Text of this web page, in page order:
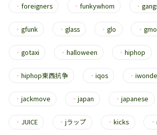
・ foreigners ・ funkywhom ・
・ gfunk ・glass ・glo ・
・ gotaxi ・halloween ・hiphop
・ hiphop東西抗争 ・iqos ・
・ jackmove ・japan ・japanese
・ JUICE ・jラップ ・kicks ・